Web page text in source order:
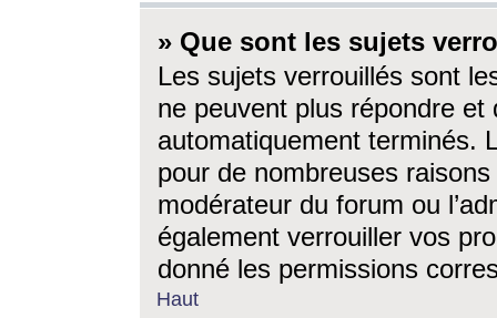
» Que sont les sujets
Les sujets verrouillés sont
ne peuvent plus répondre
automatiquement terminés.
pour de nombreuses
modérateur du forum ou
également verrouiller vos
donné les permissions
Haut